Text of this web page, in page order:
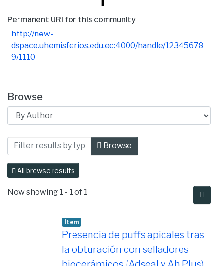
Permanent URI for this community
http://new-
dspace.uhemisferios.edu.ec:4000/handle/12345678
9/1110
Browse
Browsing Facultad de Ciencias de la
Browse
All browse results
Now showing 1 - 1 of 1
Item
Presencia de puffs apicales tras
la obturación con selladores